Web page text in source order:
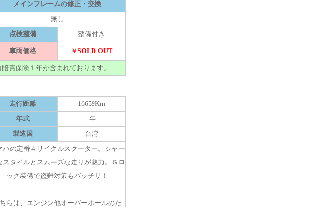
メインフレームの修正・交換
無し
点検整備 整備付き
車両価格 ￥ SOLD OUT
責保険１年が含まれております。
走行距離 16659Km
年式 -年
製造国 台湾
ハの定番４サイクルスクーター。シャー
スタイルとスムーズな走りが魅力。Ｇロ
ック装備で盗難対策もバッチリ！
らは、エンジン他オーバーホールのた